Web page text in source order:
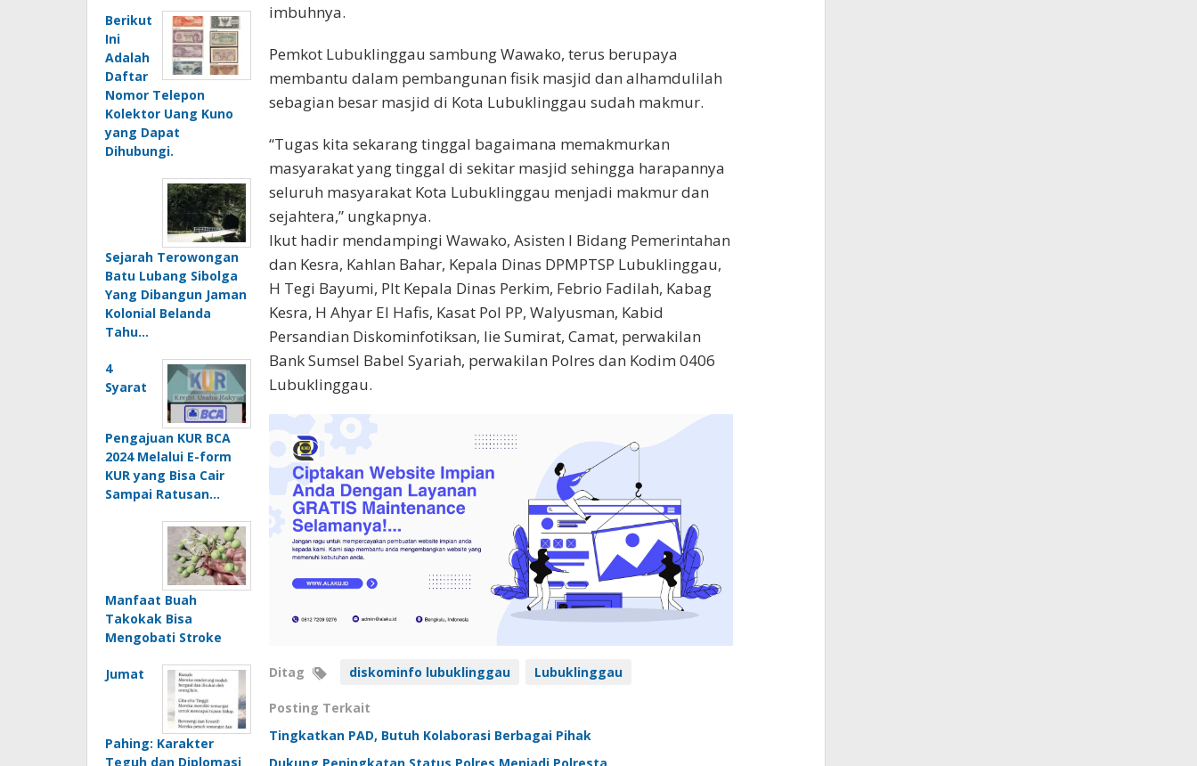
Berikut
Ini
Adalah
Daftar
Nomor Telepon
Kolektor Uang Kuno
yang Dapat
Dihubungi.
Sejarah Terowongan
Batu Lubang Sibolga
Yang Dibangun Jaman
Kolonial Belanda
Tahu…
4
Syarat
Pengajuan KUR BCA
2024 Melalui E-form
KUR yang Bisa Cair
Sampai Ratusan…
Manfaat Buah
Takokak Bisa
Mengobati Stroke
Jumat
Pahing: Karakter
Teguh dan Diplomasi
imbuhnya.
Pemkot Lubuklinggau sambung Wawako, terus berupaya
membantu dalam pembangunan fisik masjid dan alhamdulilah
sebagian besar masjid di Kota Lubuklinggau sudah makmur.
“Tugas kita sekarang tinggal bagaimana memakmurkan
masyarakat yang tinggal di sekitar masjid sehingga harapannya
seluruh masyarakat Kota Lubuklinggau menjadi makmur dan
sejahtera,” ungkapnya.
Ikut hadir mendampingi Wawako, Asisten l Bidang Pemerintahan
dan Kesra, Kahlan Bahar, Kepala Dinas DPMPTSP Lubuklinggau,
H Tegi Bayumi, Plt Kepala Dinas Perkim, Febrio Fadilah, Kabag
Kesra, H Ahyar El Hafis, Kasat Pol PP, Walyusman, Kabid
Persandian Diskominfotiksan, Iie Sumirat, Camat, perwakilan
Bank Sumsel Babel Syariah, perwakilan Polres dan Kodim 0406
Lubuklinggau.
Ditag diskominfo lubuklinggau Lubuklinggau
Posting Terkait
Tingkatkan PAD, Butuh Kolaborasi Berbagai Pihak